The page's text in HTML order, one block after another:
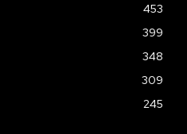
453
399
348
309
245